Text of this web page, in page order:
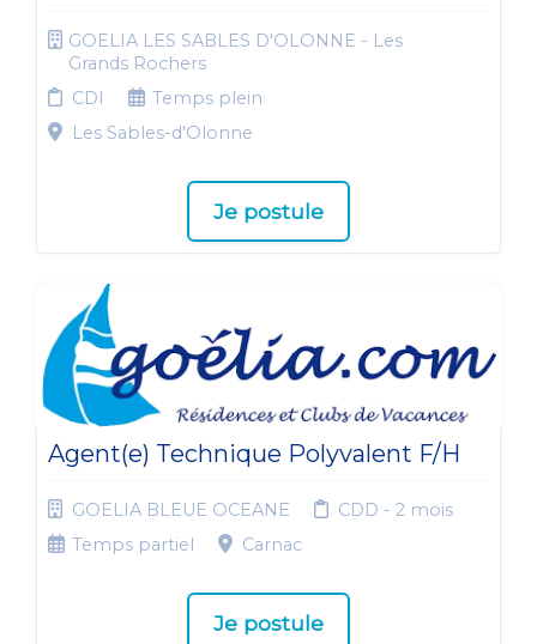
GOELIA LES SABLES D'OLONNE - Les
Grands Rochers
CDI
Temps plein
Les Sables-d'Olonne
Je postule
Agent(e) Technique Polyvalent F/H
GOELIA BLEUE OCEANE
CDD - 2 mois
Temps partiel
Carnac
Je postule